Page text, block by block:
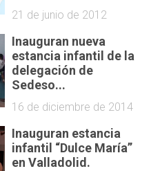
21 de junio de 2012
Inauguran nueva
estancia infantil de la
delegación de
Sedeso...
16 de diciembre de 2014
Inauguran estancia
infantil “Dulce María”
en Valladolid.